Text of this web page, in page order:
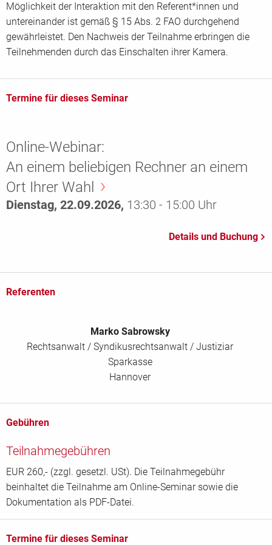
Möglichkeit der Interaktion mit den Referent*innen und
untereinander ist gemäß § 15 Abs. 2 FAO durchgehend
gewährleistet. Den Nachweis der Teilnahme erbringen die
Teilnehmenden durch das Einschalten ihrer Kamera.
Termine für dieses Seminar
Online-Webinar:
An einem beliebigen Rechner an einem
Ort Ihrer Wahl
Dienstag, 22.09.2026, 13:30 - 15:00 Uhr
Referenten
Marko Sabrowsky
Rechtsanwalt / Syndikusrechtsanwalt / Justiziar
Sparkasse
Hannover
Gebühren
Teilnahmegebühren
EUR 260,- (zzgl. gesetzl. USt). Die Teilnahmegebühr
beinhaltet die Teilnahme am Online-Seminar sowie die
Dokumentation als PDF-Datei.
Termine für dieses Seminar